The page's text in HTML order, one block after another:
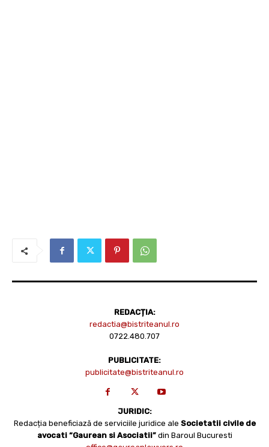
REDACȚIA:
redactia@bistriteanul.ro
0722.480.707
PUBLICITATE:
publicitate@bistriteanul.ro
JURIDIC:
Redacția beneficiază de serviciile juridice ale Societatii civile de
avocati “Gaurean si Asociatii” din Baroul Bucuresti